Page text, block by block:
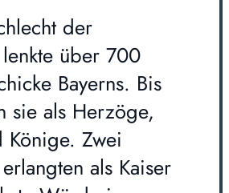
der
über 700
Bayerns. Bis
sie als Herzöge,
Könige. Zwei
als Kaiser